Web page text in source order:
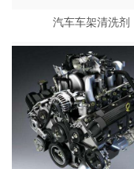
汽车车架清洗剂